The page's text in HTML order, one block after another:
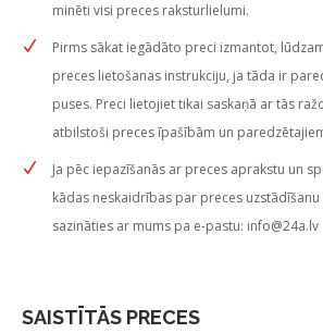
minēti visi preces raksturlielumi.
Pirms sākat iegādāto preci izmantot,
preces lietošanas instrukciju, ja tāda ir
puses. Preci lietojiet tikai saskaņā ar tās
atbilstoši preces īpašībām un
Ja pēc iepazīšanās ar preces aprakstu un
kādas neskaidrības par preces
sazināties ar mums pa e-pastu: info@24a.lv
SAISTĪTĀS PRECES